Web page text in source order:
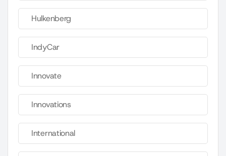
Hulkenberg
IndyCar
Innovate
Innovations
International